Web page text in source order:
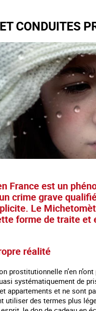
CONDUITES
France est un
crime grave
Le
forme de traite et
réalité
prostitutionnelle n’en
systématiquement de
appartements et ne sont
utiliser des termes plus